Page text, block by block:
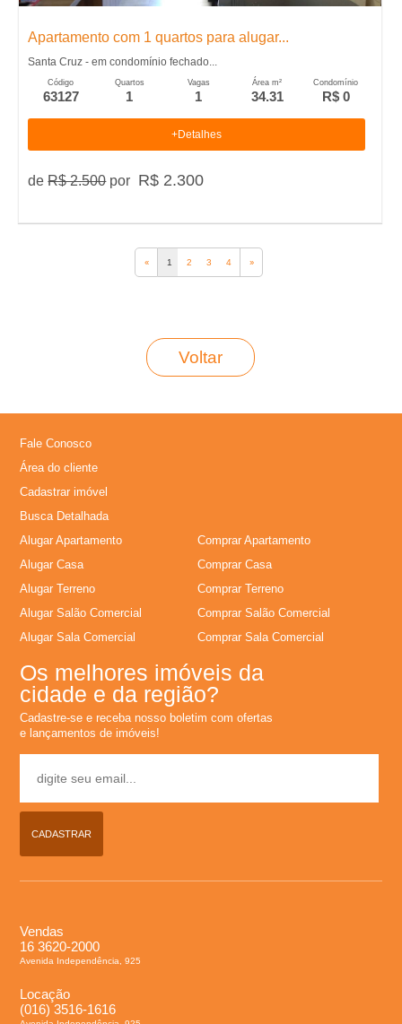
Apartamento com 1 quartos para alugar...
Santa Cruz - em condomínio fechado...
Código
63127
Quartos
1
Vagas
1
Área m²
34.31
Condomínio
R$ 0
+Detalhes
deR$ 2.500por R$ 2.300
‹‹ 1 2 3 4 ››
Voltar
Fale Conosco
Área do cliente
Cadastrar imóvel
Busca Detalhada
Alugar Apartamento
Alugar Casa
Alugar Terreno
Alugar Salão Comercial
Alugar Sala Comercial
Comprar Apartamento
Comprar Casa
Comprar Terreno
Comprar Salão Comercial
Comprar Sala Comercial
Os melhores imóveis da
cidade e da região?
Cadastre-se e receba nosso boletim com ofertas
e lançamentos de imóveis!
CADASTRAR
Vendas
16 3620-2000
Avenida Independência, 925
Locação
(016) 3516-1616